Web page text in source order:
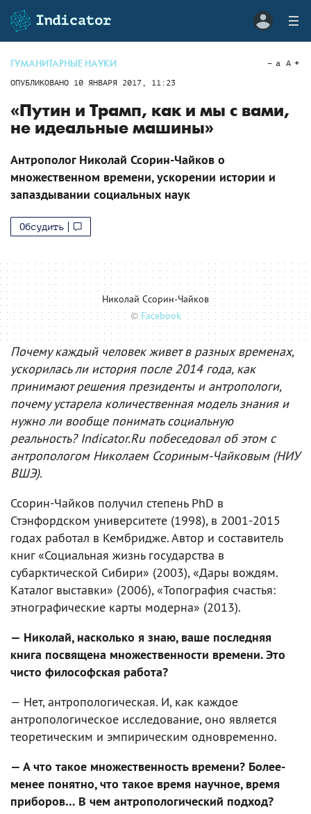
ГУМАНИТАРНЫЕ НАУКИ
ОПУБЛИКОВАНО 10 ЯНВАРЯ 2017, 11:23
a A
«Путин и Трамп, как и мы с вами,
не идеальные машины»
Антрополог Николай Ссорин-Чайков о
множественном времени, ускорении истории и
запаздывании социальных наук
Обсудить
Николай Ссорин-Чайков
©Facebook
Почему каждый человек живет в разных временах,
ускорилась ли история после 2014 года, как
принимают решения президенты и антропологи,
почему устарела количественная модель знания и
нужно ли вообще понимать социальную
реальность? Indicator.Ru побеседовал об этом с
антропологом Николаем Ссориным-Чайковым (НИУ
ВШЭ).
Ссорин-Чайков получил степень PhD в
Стэнфордском университете (1998), в 2001-2015
годах работал в Кембридже. Автор и составитель
книг «Социальная жизнь государства в
субарктической Сибири» (2003), «Дары вождям.
Каталог выставки» (2006), «Топография счастья:
этнографические карты модерна» (2013).
— Николай, насколько я знаю, ваше последняя
книга посвящена множественности времени. Это
чисто философская работа?
— Нет, антропологическая. И, как каждое
антропологическое исследование, оно является
теоретическим и эмпирическим одновременно.
— А что такое множественность времени? Более-
менее понятно, что такое время научное, время
приборов… В чем антропологический подход?